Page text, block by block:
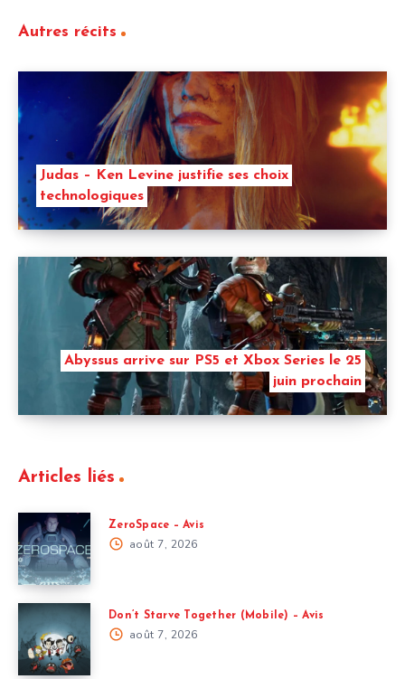
Autres récits
Judas – Ken Levine justifie ses choix
technologiques
Abyssus arrive sur PS5 et Xbox Series le 25
juin prochain
Articles liés
ZeroSpace – Avis
août 7, 2026
Don’t Starve Together (Mobile) – Avis
août 7, 2026